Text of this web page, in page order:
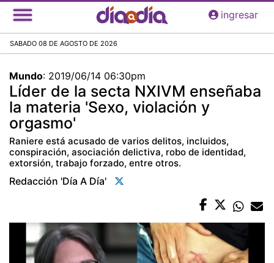
Pasar
al
principal
ingresar
SABADO 08 DE AGOSTO DE 2026
Mundo: 2019/06/14 06:30pm
Líder de la secta NXIVM enseñaba
la materia 'Sexo, violación y
orgasmo'
Raniere está acusado de varios delitos, incluidos,
conspiración, asociación delictiva, robo de identidad,
extorsión, trabajo forzado, entre otros.
Redacción 'día A Día'